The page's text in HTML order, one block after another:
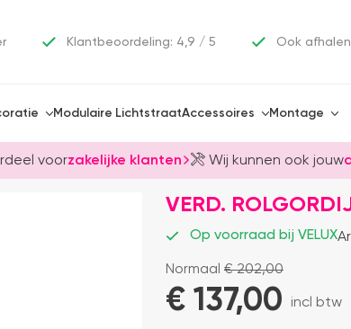
Klantbeoordeling: 4,9 / 5 Ook
Modulaire LichtstraatAccessoires Montage
voorzakelijke klanten Wij kunnen ook jouw
VERD.
Op voorraad bij VELUX
Normaal €202,00
€ 137,00 incl btw